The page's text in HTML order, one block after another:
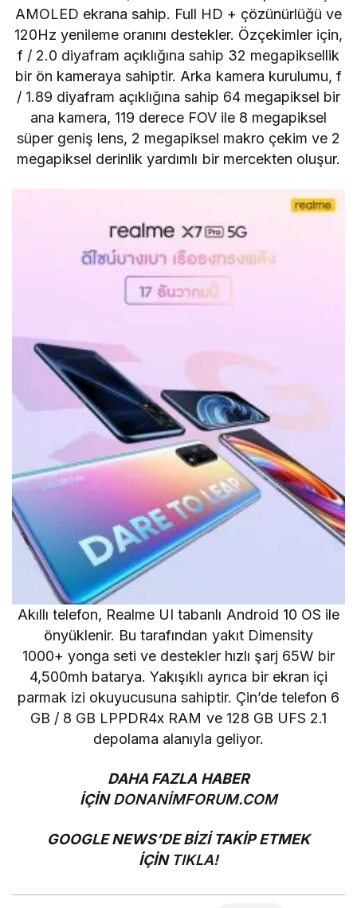
AMOLED ekrana sahip. Full HD + çözünürlüğü ve
120Hz yenileme oranını destekler. Özçekimler için,
f / 2.0 diyafram açıklığına sahip 32 megapiksellik
bir ön kameraya sahiptir. Arka kamera kurulumu, f
/ 1.89 diyafram açıklığına sahip 64 megapiksel bir
ana kamera, 119 derece FOV ile 8 megapiksel
süper geniş lens, 2 megapiksel makro çekim ve 2
megapiksel derinlik yardımlı bir mercekten oluşur.
Akıllı telefon, Realme UI tabanlı Android 10 OS ile
önyüklenir. Bu tarafından yakıt Dimensity
1000+ yonga seti ve destekler hızlı şarj 65W bir
4,500mh batarya. Yakışıklı ayrıca bir ekran içi
parmak izi okuyucusuna sahiptir. Çin’de telefon 6
GB / 8 GB LPPDR4x RAM ve 128 GB UFS 2.1
depolama alanıyla geliyor.
DAHA FAZLA HABER
İÇİNDONANİMFORUM.COM
GOOGLE NEWS’DE BİZİ TAKİP ETMEK
İÇİN TIKLA!